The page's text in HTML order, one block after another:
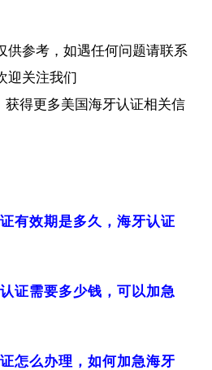
供参考，如遇任何问题请联系
迎关注我们
获得更多美国海牙认证相关信
有效期是多久，海牙认证
证需要多少钱，可以加急
怎么办理，如何加急海牙